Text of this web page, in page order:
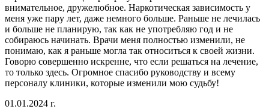
внимательное, дружелюбное. Наркотическая зависимость у
меня уже пару лет, даже немного больше. Раньше не лечилась
и больше не планирую, так как не употребляю год и не
собираюсь начинать. Врачи меня полностью изменили, не
понимаю, как я раньше могла так относиться к своей жизни.
Говорю совершенно искренне, что если решаться на лечение,
то только здесь. Огромное спасибо руководству и всему
персоналу клиники, которые изменили мою судьбу!
01.01.2024 г.